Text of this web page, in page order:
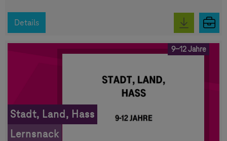
Details
9-12 Jahre
Stadt, Land, Hass
Lernsnack